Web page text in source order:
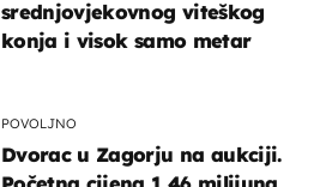
srednjovjekovnog viteškog
konja i visok samo metar
POVOLJNO
Dvorac u Zagorju na aukciji.